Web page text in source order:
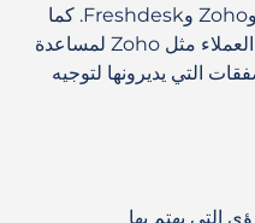
مكتب المساعدة مثل Zendesk وZoho وFreshdesk. كما
أنه يتكامل مع حلول إدارة علاقات العملاء مثل Zoho لمساعدة
التي يديرونها لتوجيه
التي يهتم بها